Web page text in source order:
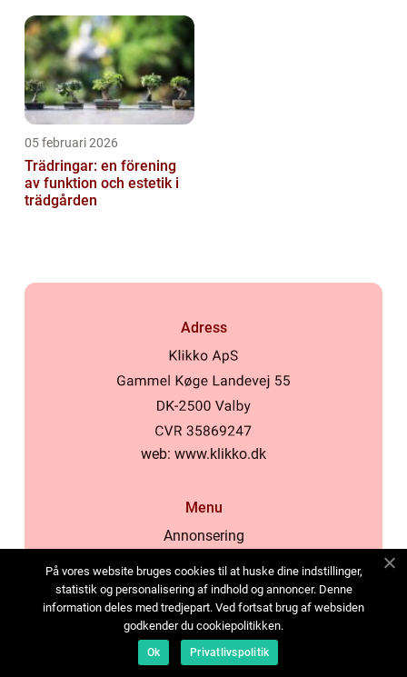
05 februari 2026
Trädringar: en förening
av funktion och estetik i
trädgården
Adress
web: www.klikko.dk
Menu
Annonsering
Cookies
Kontakta oss
Sitemap
På vores website bruges cookies til at huske dine indstillinger,
statistik og personalisering af indhold og annoncer. Denne
information deles med tredjepart. Ved fortsat brug af websiden
godkender du cookiepolitikken.
Ok Privatlivspolitik